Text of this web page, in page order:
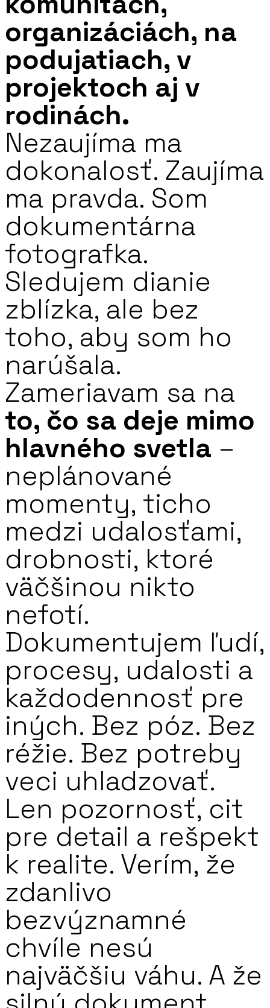
organizáciách, na
podujatiach, v
projektoch aj v
rodinách.
Nezaujíma ma
dokonalosť. Zaujíma
ma pravda. Som
dokumentárna
fotografka.
Sledujem dianie
zblízka, ale bez
toho, aby som ho
narúšala.
Zameriavam sa na
to, čo sa deje mimo
hlavného svetla –
neplánované
momenty, ticho
medzi udalosťami,
drobnosti, ktoré
väčšinou nikto
nefotí.
Dokumentujem ľudí,
procesy, udalosti a
každodennosť pre
iných. Bez póz. Bez
réžie. Bez potreby
veci uhladzovať.
Len pozornosť, cit
pre detail a rešpekt
k realite. Verím, že
zdanlivo
bezvýznamné
chvíle nesú
najväčšiu váhu. A že